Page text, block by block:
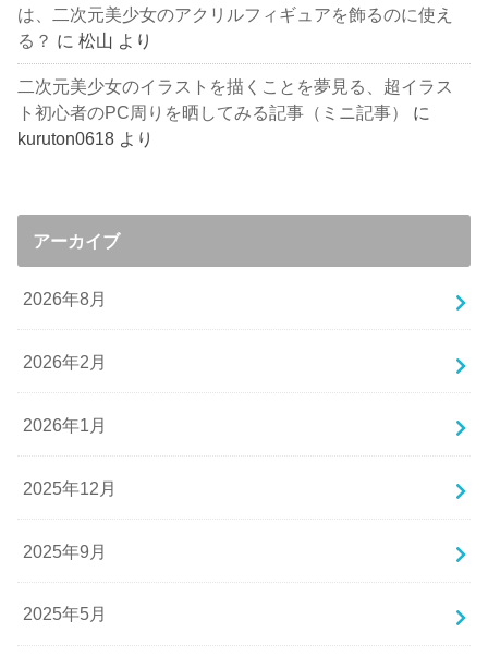
は、二次元美少女のアクリルフィギュアを飾るのに使え
る？ に松山 より
二次元美少女のイラストを描くことを夢見る、超イラス
ト初心者のPC周りを晒してみる記事（ミニ記事）
に
kuruton0618 より
アーカイブ
2026年8月
2026年2月
2026年1月
2025年12月
2025年9月
2025年5月